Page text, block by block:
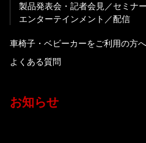
製品発表会・記者会見
セミナ
エンターテインメント
配信
車椅子・ベビーカーをご利用の方へ
よくある質問
お知らせ